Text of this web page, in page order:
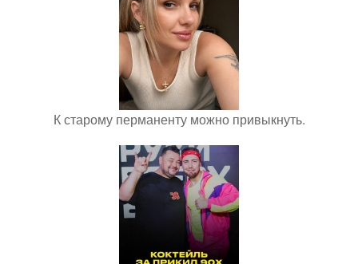
К старому перманенту можно привыкнуть.